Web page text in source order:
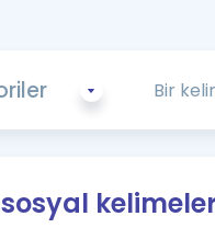
sosyal